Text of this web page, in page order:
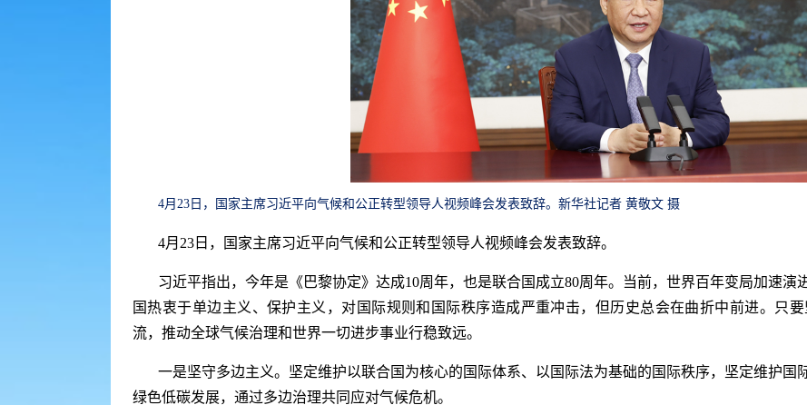
4月23日，国家主席习近平向气候和公正转型领导人视频峰会发表致辞。新华社记者 黄敬文 摄
4月23日，国家主席习近平向气候和公正转型领导人视频峰会发表致辞。
习近平指出，今年是《巴黎协定》达成10周年，也是联合国成立80周年。当前，世界百年变局加速
国热衷于单边主义、保护主义，对国际规则和国际秩序造成严重冲击，但历史总会在曲折中前进。只
流，推动全球气候治理和世界一切进步事业行稳致远。
一是坚守多边主义。坚定维护以联合国为核心的国际体系、以国际法为基础的国际秩序，坚定维护国
绿色低碳发展，通过多边治理共同应对气候危机。